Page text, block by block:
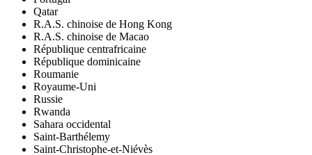
Qatar
R.A.S. chinoise de Hong Kong
R.A.S. chinoise de Macao
République centrafricaine
République dominicaine
Roumanie
Royaume-Uni
Russie
Rwanda
Sahara occidental
Saint-Barthélemy
Saint-Christophe-et-Niévès